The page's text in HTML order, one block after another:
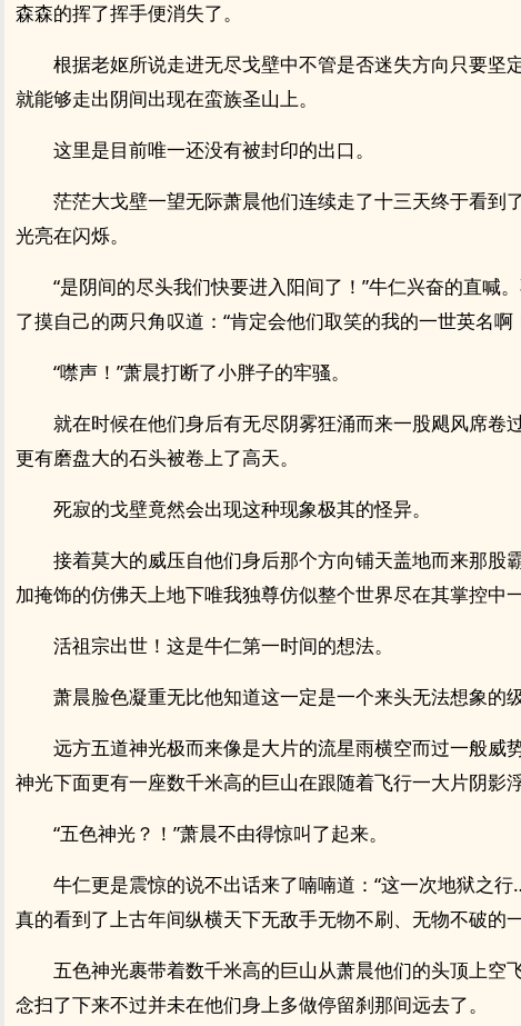
森森的挥了挥手便消失了。
根据老妪所说走进无尽戈壁中不管是否迷失方向只要坚
就能够走出阴间出现在蛮族圣山上。
这里是目前唯一还没有被封印的出口。
茫茫大戈壁一望无际萧晨他们连续走了十三天终于看到
光亮在闪烁。
“是阴间的尽头我们快要进入阳间了！”牛仁兴奋的直喊
了摸自己的两只角叹道：“肯定会他们取笑的我的一世英名啊
“噤声！”萧晨打断了小胖子的牢骚。
就在时候在他们身后有无尽阴雾狂涌而来一股飓风席卷
更有磨盘大的石头被卷上了高天。
死寂的戈壁竟然会出现这种现象极其的怪异。
接着莫大的威压自他们身后那个方向铺天盖地而来那股
加掩饰的仿佛天上地下唯我独尊仿似整个世界尽在其掌控中一
活祖宗出世！这是牛仁第一时间的想法。
萧晨脸色凝重无比他知道这一定是一个来头无法想象的
远方五道神光极而来像是大片的流星雨横空而过一般威
神光下面更有一座数千米高的巨山在跟随着飞行一大片阴影
“五色神光？！”萧晨不由得惊叫了起来。
牛仁更是震惊的说不出话来了喃喃道：“这一次地狱之
真的看到了上古年间纵横天下无敌手无物不刷、无物不破的
五色神光裹带着数千米高的巨山从萧晨他们的头顶上空
念扫了下来不过并未在他们身上多做停留刹那间远去了。